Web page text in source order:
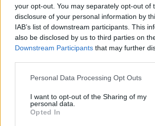
your opt-out. You may separately opt-out of
disclosure of your personal information by
IAB’s list of downstream participants. This
also be disclosed by us to third parties on
Downstream Participants that may further
Personal Data Processing Opt Outs
I want to opt-out of the Sharing of my
personal data.
Opted In
Artigo anterior
Montemor – o – Velho:
Feira do Ano 2025 –
reserva de terrado: período
está a decorrer
Aldeia do
Integra